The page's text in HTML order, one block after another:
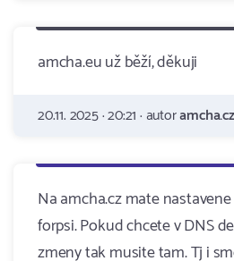
amcha.eu už běží, děkuji
20.11. 2025 · 20:21 · autor
Na amcha.cz mate
forpsi. Pokud chcete v DNS
zmeny tak musite tam. Tj i